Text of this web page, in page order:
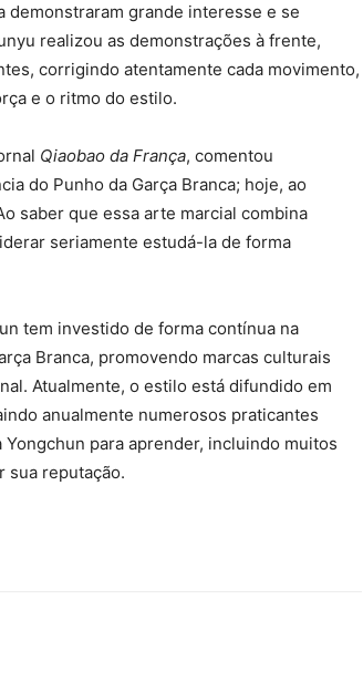
grande interesse e se
realizou as demonstrações à frente,
corrigindo atentamente cada movimento,
e o ritmo do estilo.
Qiaobao da França, comentou
do Punho da Garça Branca; hoje, ao
saber que essa arte marcial combina
seriamente estudá-la de forma
tem investido de forma contínua na
Branca, promovendo marcas culturais
Atualmente, o estilo está difundido em
anualmente numerosos praticantes
para aprender, incluindo muitos
sua reputação.